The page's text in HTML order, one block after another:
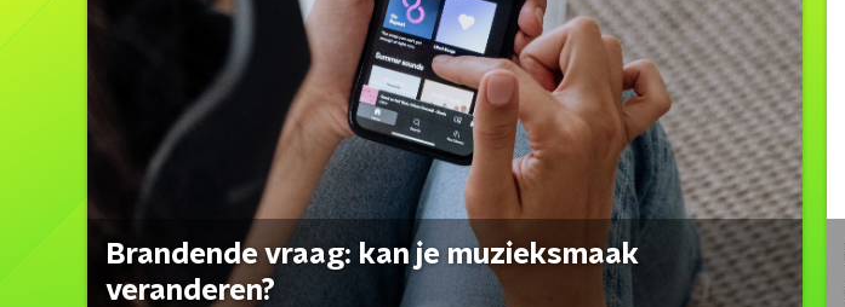
Brandende vraag: kan je muzieksmaak
veranderen?